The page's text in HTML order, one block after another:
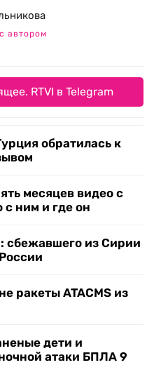
автором
RTVI в Telegram
обратилась к
месяцев видео с
ним и где он
сбежавшего из Сирии
ракеты ATACMS из
дети и
атаки БПЛА 9